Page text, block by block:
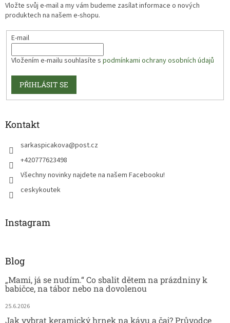
Vložte svůj e-mail a my vám budeme zasílat informace o nových
produktech na našem e-shopu.
E-mail
Vložením e-mailu souhlasíte s podmínkami ochrany osobních údajů
PŘIHLÁSIT SE
Kontakt
sarkaspicakova@post.cz
+420777623498
Všechny novinky najdete na našem Facebooku!
ceskykoutek
Instagram
Blog
„Mami, já se nudím.“ Co sbalit dětem na prázdniny k
babičce, na tábor nebo na dovolenou
25.6.2026
Jak vybrat keramický hrnek na kávu a čaj? Průvodce